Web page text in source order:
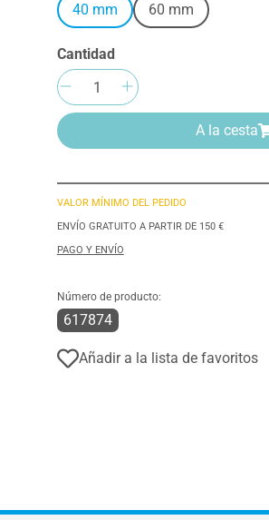
40 mm 60 mm
Cantidad
Cantidad del
A la cesta
VALOR MÍNIMO DEL PEDIDO
ENVÍO GRATUITO A PARTIR DE 150 €
PAGO Y ENVÍO
Número de producto:
617874
Añadir a la lista de favoritos